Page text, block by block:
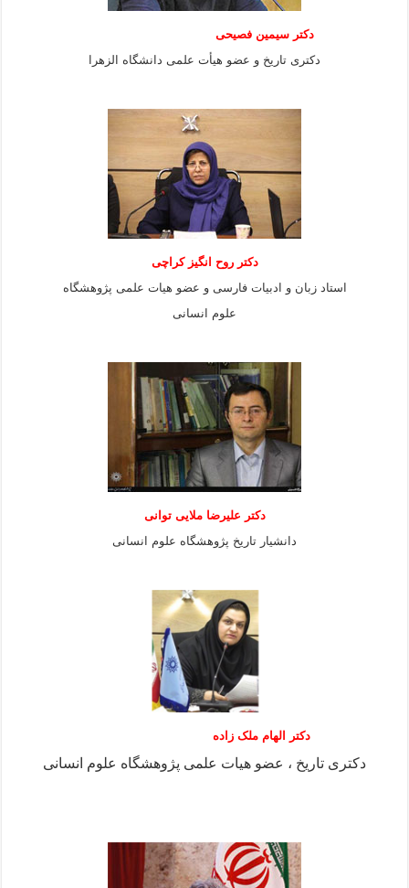
دکتر سیمین فصیحی
دکتری تاریخ و عضو هیأت علمی دانشگاه الزهرا
دکتر روح انگیز کراچی
استاد زبان و ادبیات فارسی و عضو هیات علمی پژوهشگاه
علوم انسانی
دكتر عليرضا ملايى توانی
دانشيار تاريخ پژوهشگاه علوم انسانی
دکتر الهام ملک زاده
دکتری تاریخ ، عضو هیات علمی پژوهشگاه علوم انسانی